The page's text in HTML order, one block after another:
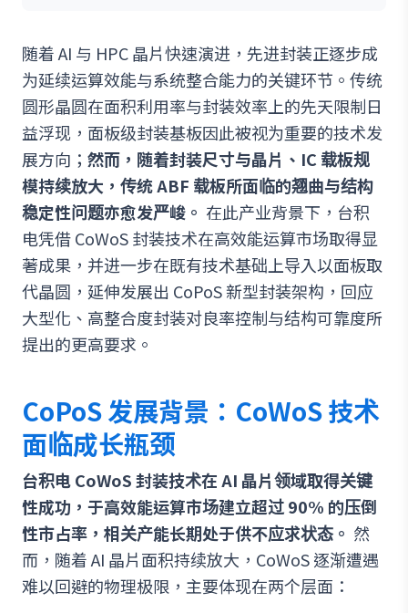
随着 AI 与 HPC 晶片快速演进，先进封装正逐步成
为延续运算效能与系统整合能力的关键环节。传统
圆形晶圆在面积利用率与封装效率上的先天限制日
益浮现，面板级封装基板因此被视为重要的技术发
展方向； 然而，随着封装尺寸与晶片、IC 载板规
模持续放大，传统 ABF 载板所面临的翘曲与结构
稳定性问题亦愈发严峻。 在此产业背景下，台积
电凭借 CoWoS 封装技术在高效能运算市场取得显
著成果，并进一步在既有技术基础上导入以面板取
代晶圆，延伸发展出 CoPoS 新型封装架构，回应
大型化、高整合度封装对良率控制与结构可靠度所
提出的更高要求。
CoPoS 发展背景：CoWoS 技术
面临成长瓶颈
台积电 CoWoS 封装技术在 AI 晶片领域取得关键
性成功，于高效能运算市场建立超过 90% 的压倒
性市占率，相关产能长期处于供不应求状态。 然
而，随着 AI 晶片面积持续放大，CoWoS 逐渐遭遇
难以回避的物理极限，主要体现在两个层面：